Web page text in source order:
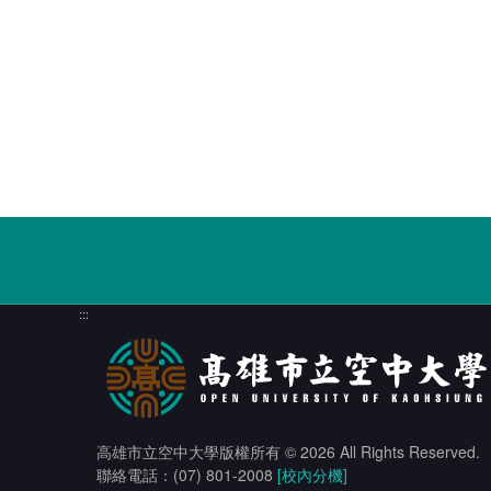
:::
高雄市立空中大學版權所有 © 2026 All Rights Reserved.
聯絡電話：(07) 801-2008 [校內分機]